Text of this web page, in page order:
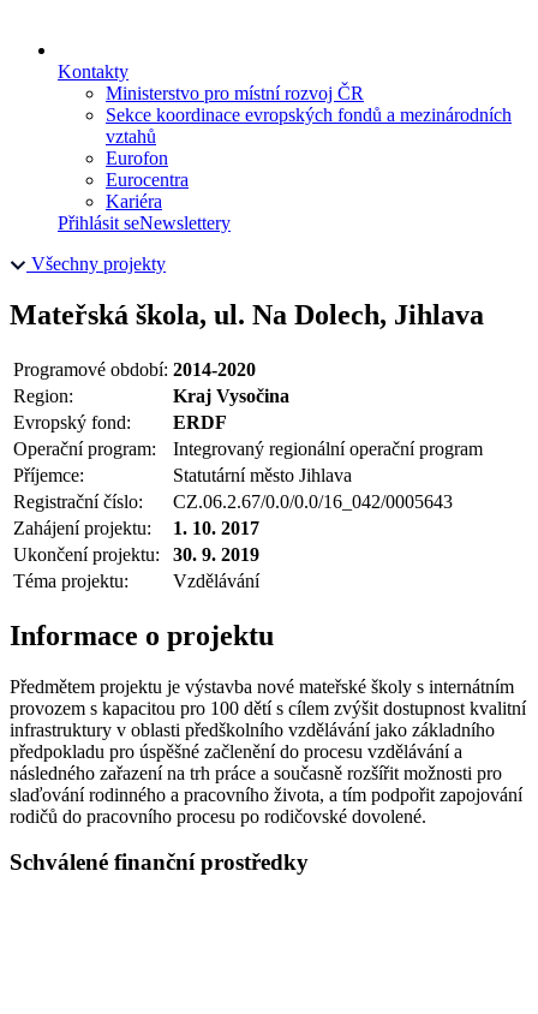
Kontakty
Ministerstvo pro místní rozvoj ČR
Sekce koordinace evropských fondů a mezinárodních
vztahů
Eurofon
Eurocentra
Kariéra
Přihlásit seNewslettery
Všechny projekty
Mateřská škola, ul. Na Dolech, Jihlava
Programové období: 2014-2020
Region:
Kraj Vysočina
Evropský fond:
ERDF
Operační program:
Integrovaný regionální operační program
Příjemce:
Statutární město Jihlava
Registrační číslo:
CZ.06.2.67/0.0/0.0/16_042/0005643
Zahájení projektu:
1. 10. 2017
Ukončení projektu:
30. 9. 2019
Téma projektu:
Vzdělávání
Informace o projektu
Předmětem projektu je výstavba nové mateřské školy s internátním
provozem s kapacitou pro 100 dětí s cílem zvýšit dostupnost kvalitní
infrastruktury v oblasti předškolního vzdělávání jako základního
předpokladu pro úspěšné začlenění do procesu vzdělávání a
následného zařazení na trh práce a současně rozšířit možnosti pro
slaďování rodinného a pracovního života, a tím podpořit zapojování
rodičů do pracovního procesu po rodičovské dovolené.
Schválené finanční prostředky